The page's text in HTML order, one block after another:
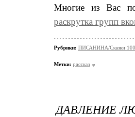
Многие из Вас
раскрутка групп
Рубрики: ПИСАНИНА/Сказки
Метки: рассказ
ДАВЛЕНИЕ